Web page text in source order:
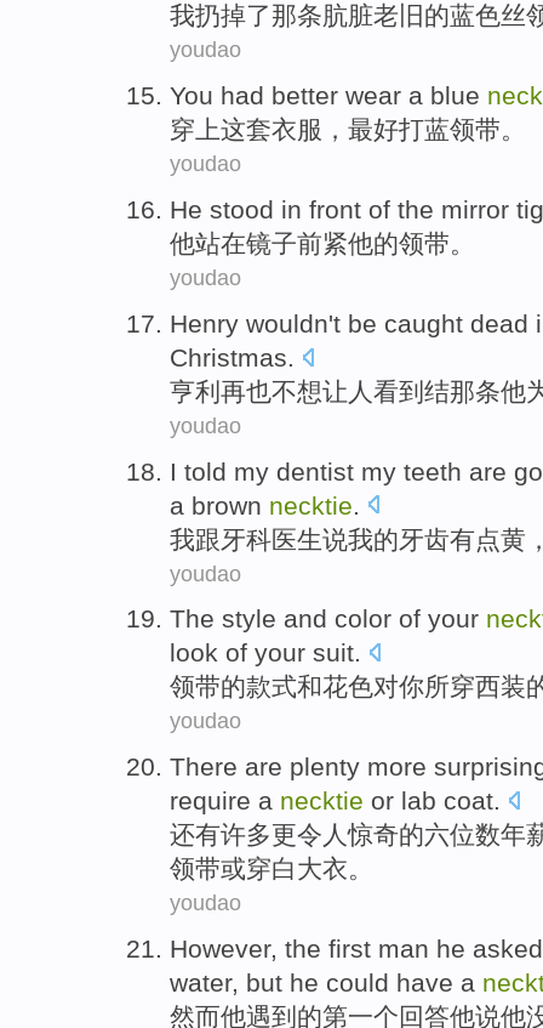
我扔掉了那条肮脏老旧 的蓝色丝
youdao
You had better wear a blue
穿上这套衣服， 最好打蓝领带。
youdao
He stood in front of the mirror
他站在镜子前紧他的领带。
youdao
Henry wouldn't be caught dead
Christmas.
亨利 再也不想让人看到结那条他
youdao
I told my dentist my teeth are
a brown necktie
我跟牙科医生说我的牙齿有点黄
youdao
The style and color of your
look of your suit.
领带的款式和花色对你所穿西装
youdao
There are plenty more
require a necktie or lab coat.
还有许多更令人惊奇的六位数年
领带或穿白大衣。
youdao
However, the first man he
water, but he could have a
然而他遇到 的第一个回答他说他